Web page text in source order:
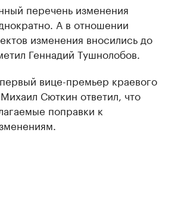
перечень изменения
А в отношении
изменения вносились до
Геннадий Тушнолобов.
вице-премьер краевого
Сюткин ответил, что
поправки к